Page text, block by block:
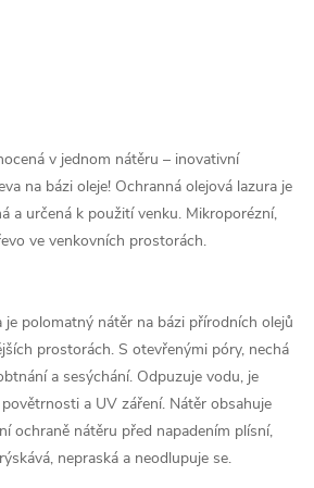
v jednom nátěru – inovativní
na bázi oleje! Ochranná olejová lazura je
a určená k použití venku. Mikroporézní,
ve venkovních prostorách.
je polomatný nátěr na bázi přírodních olejů
prostorách. S otevřenými póry, nechá
a sesýchání. Odpuzuje vodu, je
a UV záření. Nátěr obsahuje
ochraně nátěru před napadením plísní,
nepraská a neodlupuje se.